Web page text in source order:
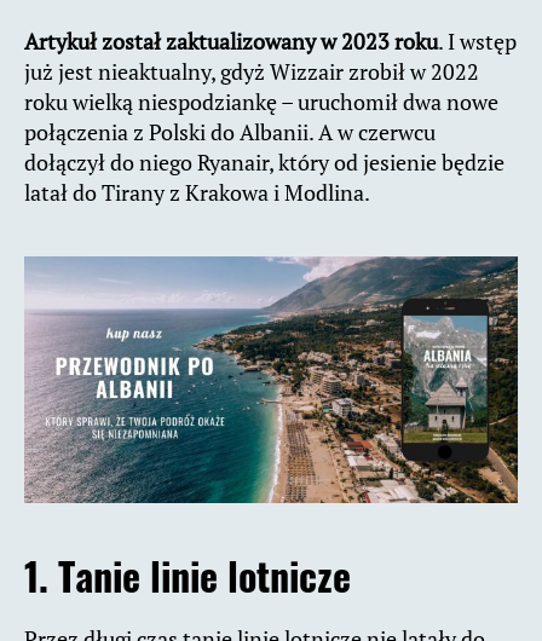
Artykuł został zaktualizowany w 2023 roku. I wstęp
już jest nieaktualny, gdyż Wizzair zrobił w 2022
roku wielką niespodziankę – uruchomił dwa nowe
połączenia z Polski do Albanii. A w czerwcu
dołączył do niego Ryanair, który od jesienie będzie
latał do Tirany z Krakowa i Modlina.
1. Tanie linie lotnicze